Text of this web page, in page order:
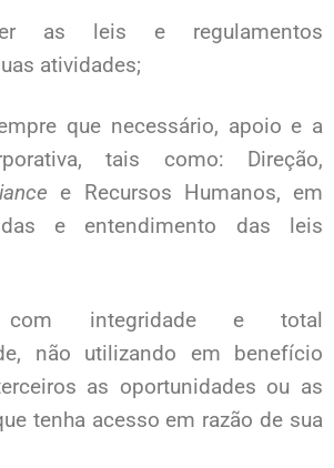
as leis e regulamentos
atividades;
que necessário, apoio e a
tais como: Direção,
e Recursos Humanos, em
e entendimento das leis
integridade e total
não utilizando em benefício
as oportunidades ou as
tenha acesso em razão de sua